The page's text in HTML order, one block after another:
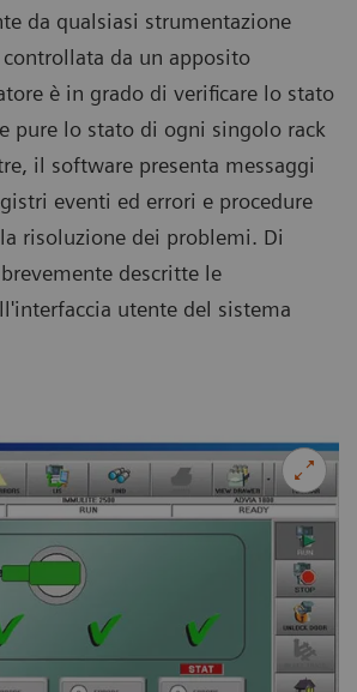
da qualsiasi strumentazione
controllata da un apposito
è in grado di verificare lo stato
pure lo stato di ogni singolo rack
il software presenta messaggi
eventi ed errori e procedure
risoluzione dei problemi. Di
descritte le
utente del sistema